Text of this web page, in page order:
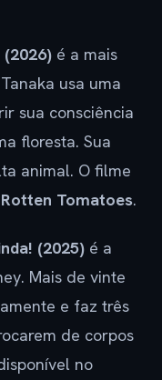
é a mais
usa uma
sua consciência
floresta. Sua
animal. O filme
Tomatoes.
(2025) é a
Mais de vinte
e faz três
de corpos
no